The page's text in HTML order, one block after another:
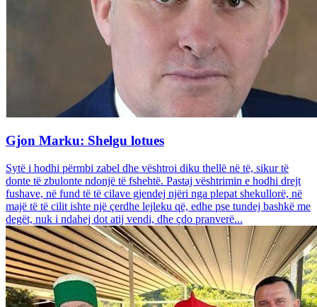
Gjon Marku: Shelgu lotues
Sytë i hodhi përmbi zabel dhe vështroi diku thellë në të, sikur të
donte të zbulonte ndonjë të fshehtë. Pastaj vështrimin e hodhi drejt
fushave, në fund të të cilave gjendej njëri nga plepat shekullorë, në
majë të të cilit ishte një çerdhe lejleku që, edhe pse tundej bashkë me
degët, nuk i ndahej dot atij vendi, dhe çdo pranverë...